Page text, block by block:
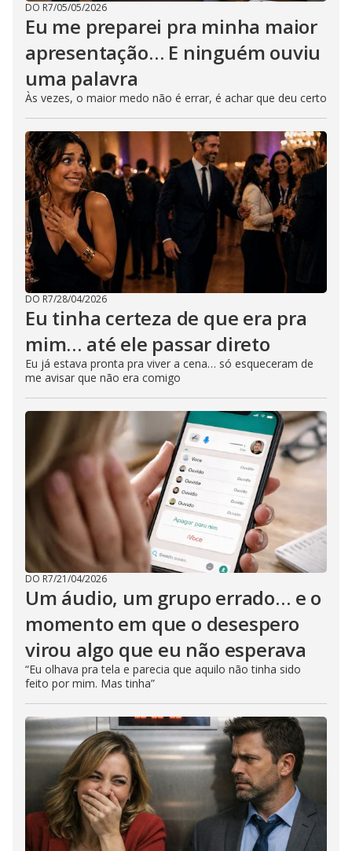
DO R7/05/05/2026
Eu me preparei pra minha maior
apresentação… E ninguém ouviu
uma palavra
Às vezes, o maior medo não é errar, é achar que deu certo
DO R7/28/04/2026
Eu tinha certeza de que era pra
mim… até ele passar direto
Eu já estava pronta pra viver a cena… só esqueceram de
me avisar que não era comigo
DO R7/21/04/2026
Um áudio, um grupo errado… e o
momento em que o desespero
virou algo que eu não esperava
“Eu olhava pra tela e parecia que aquilo não tinha sido
feito por mim. Mas tinha”